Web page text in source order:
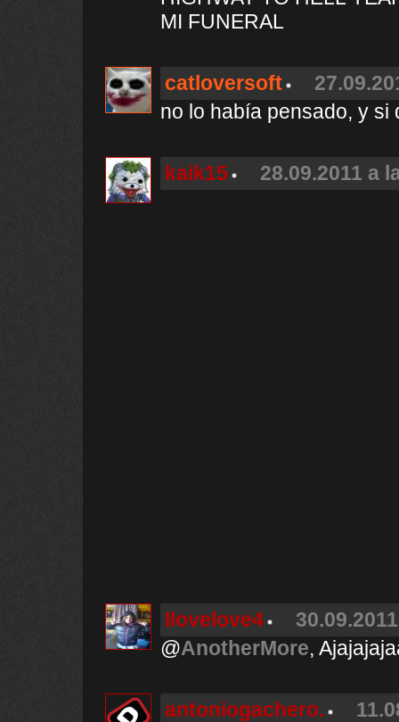
MI FUNERAL
catloversoft
no lo había pensado, y si
kaik15 28.09.2011 a
Ilovelove4
@AnotherMore,
antoniogachero.